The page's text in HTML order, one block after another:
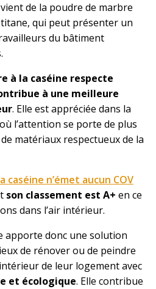
de la poudre de marbre
qui peut présenter un
du bâtiment
à la caséine respecte
à une meilleure
. Elle est appréciée dans la
l’attention se porte de plus
matériaux respectueux de la
caséine n’émet aucun COV
son classement est A+ en ce
dans l’air intérieur.
apporte donc une solution
de rénover ou de peindre
de leur logement avec
et écologique. Elle contribue